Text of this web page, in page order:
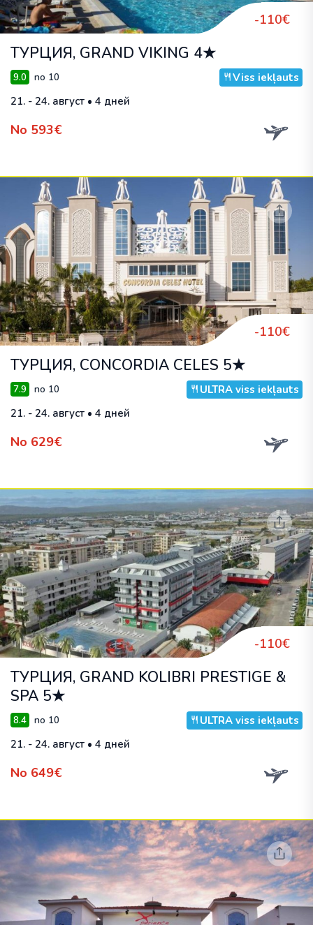
-110€
ТУРЦИЯ, GRAND VIKING 4★
9.0 no 10
Viss iekļauts
21. - 24. август • 4 дней
No 593€
-110€
ТУРЦИЯ, CONCORDIA CELES 5★
7.9 no 10
ULTRA viss iekļauts
21. - 24. август • 4 дней
No 629€
-110€
ТУРЦИЯ, GRAND KOLIBRI PRESTIGE &
SPA 5★
8.4 no 10
ULTRA viss iekļauts
21. - 24. август • 4 дней
No 649€